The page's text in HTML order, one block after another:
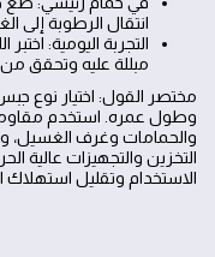
انتقال الرطوبة إلى
التجربة اليومية:
مبللة عليه وتحقق
مختصر القول: اختيار نوع
وطول عمره. استخدم
والحمامات وغرف الغسيل،
التخزين والتجهيزات عالية
الاستخدام وتقليل استهلاك